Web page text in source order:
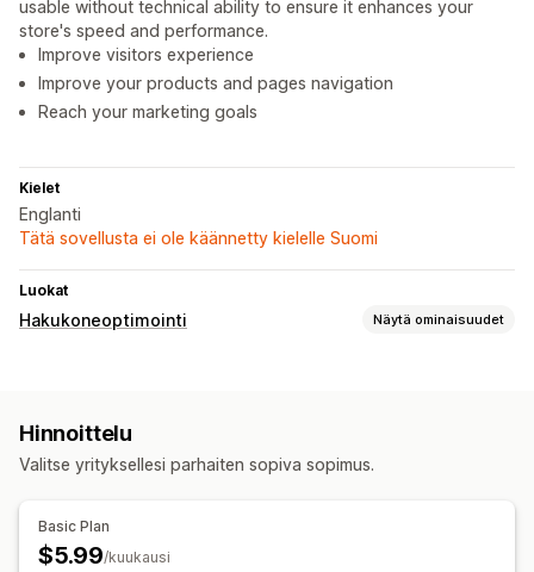
usable without technical ability to ensure it enhances your
store's speed and performance.
Improve visitors experience
Improve your products and pages navigation
Reach your marketing goals
Kielet
Englanti
Tätä sovellusta ei ole käännetty kielelle Suomi
Luokat
Hakukoneoptimointi Näytä ominaisuudet
Hinnoittelu
Valitse yrityksellesi parhaiten sopiva sopimus.
Basic Plan
$5.99/kuukausi